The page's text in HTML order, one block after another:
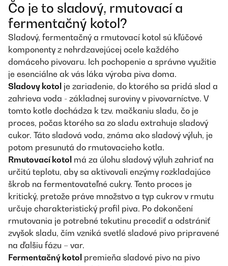
Čo je to sladový, rmutovací a
fermentačný kotol?
Sladový, fermentačný a rmutovací kotol sú kľúčové
komponenty z nehrdzavejúcej ocele každého
domáceho pivovaru. Ich pochopenie a správne využitie
je esenciálne ak vás láka výroba piva doma.
Sladovy kotol je zariadenie, do ktorého sa pridá slad a
zahrieva voda - základnej suroviny v pivovarníctve. V
tomto kotle dochádza k tzv. mačkaniu sladu, čo je
proces, počas ktorého sa zo sladu extrahuje sladový
cukor. Táto sladová voda, známa ako sladový výluh, je
potom presunutá do rmutovacieho kotla.
Rmutovací kotol má za úlohu sladový výluh zahriať na
určitú teplotu, aby sa aktivovali enzýmy rozkladajúce
škrob na fermentovateľné cukry. Tento proces je
kritický, pretože práve množstvo a typ cukrov v rmutu
určuje charakteristický profil piva. Po dokončení
rmutovania je potrebné tekutinu precediť a odstrániť
zvyšok sladu, čím vzniká svetlé sladové pivo pripravené
na ďalšiu fázu – var.
Fermentačný kotol premieňa sladové pivo na pivo